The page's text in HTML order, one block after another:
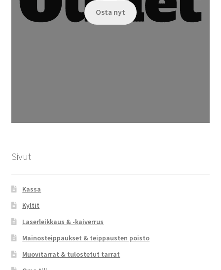
Osta nyt
Sivut
Kassa
Kyltit
Laserleikkaus & -kaiverrus
Mainosteippaukset & teippausten poisto
Muovitarrat & tulostetut tarrat